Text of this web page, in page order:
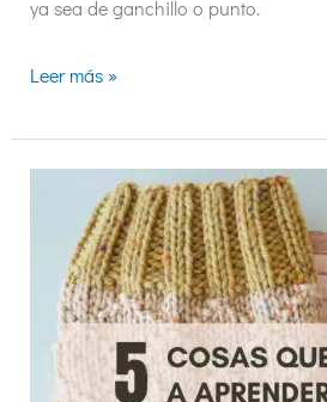
ya sea de ganchillo o punto.
Leer más »
técnicas
toda
tejedora
principiante